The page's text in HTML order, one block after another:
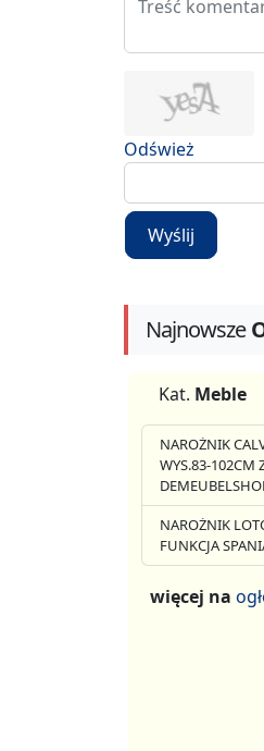
Odśwież
Wyślij
Najnowsze
Kat. Meble
NAROŻNIK
WYS.83-102CM
NAROŻNIK
FUNKCJA
więcej na